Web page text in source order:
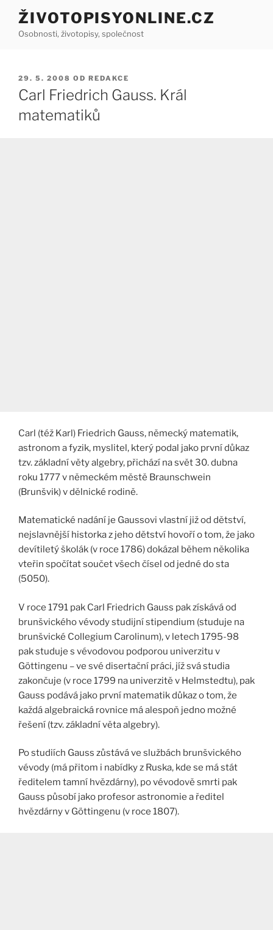
Přejít
obsahu
ŽIVOTOPISYONLINE.CZ
Osobnosti, životopisy, společnost
PUBLIKOVÁNO
29. 5. 2008 OD REDAKCE
Carl Friedrich Gauss. Král
matematiků
Carl (též Karl) Friedrich Gauss, německý matematik,
astronom a fyzik, myslitel, který podal jako první důkaz
tzv. základní věty algebry, přichází na svět 30. dubna
roku 1777 v německém městě Braunschwein
(Brunšvik) v dělnické rodině.
Matematické nadání je Gaussovi vlastní již od dětství,
nejslavnější historka z jeho dětství hovoří o tom, že jako
devítiletý školák (v roce 1786) dokázal během několika
vteřin spočítat součet všech čísel od jedné do sta
(5050).
V roce 1791 pak Carl Friedrich Gauss pak získává od
brunšvického vévody studijní stipendium (studuje na
brunšvické Collegium Carolinum), v letech 1795-98
pak studuje s vévodovou podporou univerzitu v
Göttingenu – ve své disertační práci, jíž svá studia
zakončuje (v roce 1799 na univerzitě v Helmstedtu), pak
Gauss podává jako první matematik důkaz o tom, že
každá algebraická rovnice má alespoň jedno možné
řešení (tzv. základní věta algebry).
Po studiích Gauss zůstává ve službách brunšvického
vévody (má přitom i nabídky z Ruska, kde se má stát
ředitelem tamní hvězdárny), po vévodově smrti pak
Gauss působí jako profesor astronomie a ředitel
hvězdárny v Göttingenu (v roce 1807).